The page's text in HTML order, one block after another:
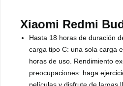
Xiaomi Redmi
Hasta 18 horas de duración
carga tipo C: una sola carga
horas de uso. Rendimiento
preocupaciones: haga